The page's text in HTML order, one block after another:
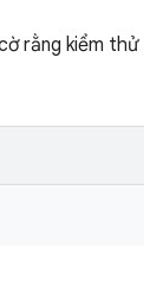
rằng kiểm thử